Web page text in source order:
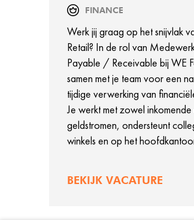
FINANCE
Werk jij graag op het snijvlak
Retail? In de rol van
Payable / Receivable bij WE
samen met je team voor een
tijdige verwerking van
Je werkt met zowel
geldstromen, ondersteunt
winkels en op het
veel verschillende financiële
BEKIJK VACATURE